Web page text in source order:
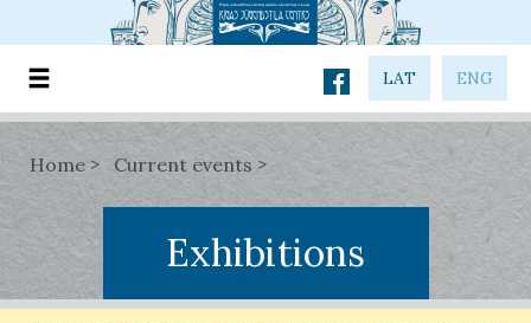
LAT ENG
Home Current events
Exhibitions